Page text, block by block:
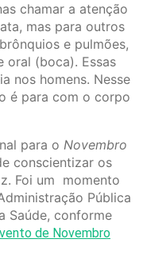
chamar a atenção
mas para outros
e pulmões,
oral (boca). Essas
nos homens. Nesse
é para com o corpo
para o Novembro
conscientizar os
Foi um momento
Pública
Saúde, conforme
de Novembro